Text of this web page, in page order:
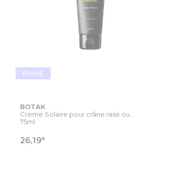
ÉPUISÉ
BOTAK
Crème Solaire pour crâne rasé ou...
75ml
26,19€